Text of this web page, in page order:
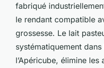
fabriqué
le rendant compatible
grossesse. Le lait
systématiquement
l’Apéricube, élimine